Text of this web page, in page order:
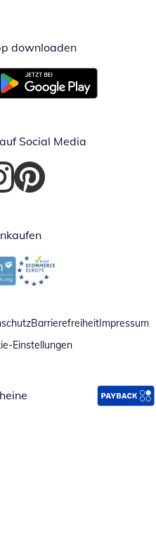
downloadenÖffnet in
in neuem Fenster
Social Media
Fenster
in neuem Fenster
Öffnet in neuem Fenster
Fenster
Öffnet in neuem Fenster
BarrierefreiheitImpressum
Einstellungen